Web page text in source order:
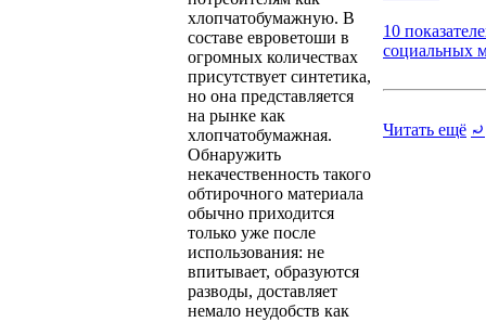
хлопчатобумажную. В
составе евроветоши в
огромных количествах
присутствует синтетика,
но она представляется
на рынке как
хлопчатобумажная.
Обнаружить
некачественность такого
обтирочного материала
обычно приходится
только уже после
использования: не
впитывает, образуются
разводы, доставляет
немало неудобств как
10
социальных
Читать ещё ⤾